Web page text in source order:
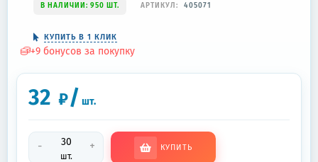
В НАЛИЧИИ: 950 ШТ. АРТИКУЛ: 405071
КУПИТЬ В 1 КЛИК
+9 бонусов за покупку
32 ₽/ шт.
-
шт.
+ КУПИТЬ